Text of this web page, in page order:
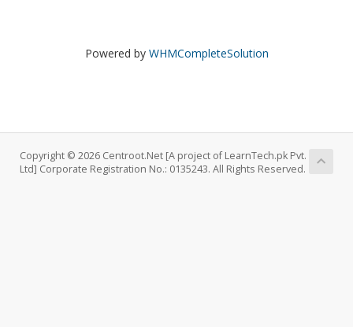
Powered by WHMCompleteSolution
Copyright © 2026 Centroot.Net [A project of LearnTech.pk Pvt.
Ltd] Corporate Registration No.: 0135243. All Rights Reserved.